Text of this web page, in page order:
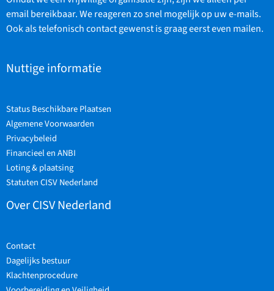
email bereikbaar. We reageren zo snel mogelijk op uw e-mails.
Ook als telefonisch contact gewenst is graag eerst even mailen.
Nuttige informatie
Status Beschikbare Plaatsen
Algemene Voorwaarden
Privacybeleid
Financieel en ANBI
Loting & plaatsing
Statuten CISV Nederland
Over CISV Nederland
Contact
Dagelijks bestuur
Klachtenprocedure